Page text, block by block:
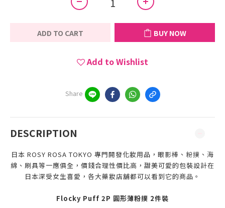
ADD TO CART BUY NOW
Add to Wishlist
Share
DESCRIPTION
日本 ROSY ROSA TOKYO 專門開發化妝用品，眼影棒、粉撲、海
綿、刷具等一應俱全，價錢合理性價比高，甜美可愛的包裝設計在
日本深受女生喜愛，各大藥妝店舖都可以看到它的商品。
Flocky Puff 2P 圓形薄粉撲 2件裝